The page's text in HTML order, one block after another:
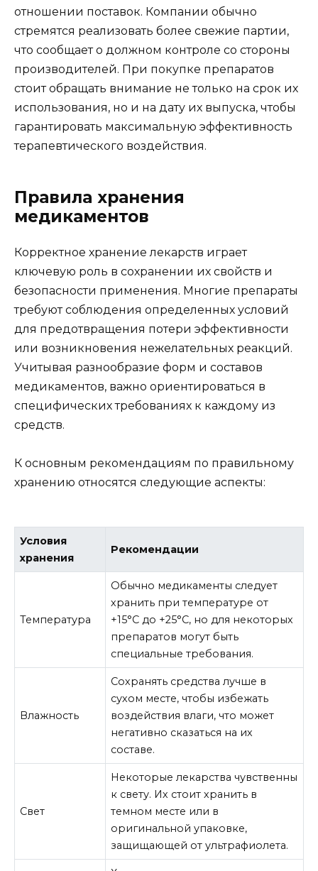
отношении поставок. Компании обычно
стремятся реализовать более свежие партии,
что сообщает о должном контроле со стороны
производителей. При покупке препаратов
стоит обращать внимание не только на срок их
использования, но и на дату их выпуска, чтобы
гарантировать максимальную эффективность
терапевтического воздействия.
Правила хранения
медикаментов
Корректное хранение лекарств играет
ключевую роль в сохранении их свойств и
безопасности применения. Многие препараты
требуют соблюдения определенных условий
для предотвращения потери эффективности
или возникновения нежелательных реакций.
Учитывая разнообразие форм и составов
медикаментов, важно ориентироваться в
специфических требованиях к каждому из
средств.
К основным рекомендациям по правильному
хранению относятся следующие аспекты:
Условия
хранения
Рекомендации
Температура
Обычно медикаменты следует
хранить при температуре от
+15°C до +25°C, но для некоторых
препаратов могут быть
специальные требования.
Влажность
Сохранять средства лучше в
сухом месте, чтобы избежать
воздействия влаги, что может
негативно сказаться на их
составе.
Свет
Некоторые лекарства чувственны
к свету. Их стоит хранить в
темном месте или в
оригинальной упаковке,
защищающей от ультрафиолета.